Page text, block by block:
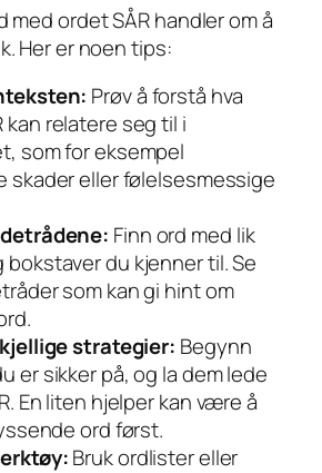
med ordet SÅR handler om å
Her er noen tips:
Prøv å forstå hva
kan relatere seg til i
som for eksempel
skader eller følelsesmessige
Finn ord med lik
bokstaver du kjenner til. Se
som kan gi hint om
strategier: Begynn
er sikker på, og la dem lede
En liten hjelper kan være å
ord først.
Bruk ordlister eller